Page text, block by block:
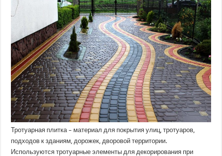
Тротуарная плитка – материал для покрытия улиц, тротуаров,
подходов к зданиям, дорожек, дворовой территории.
Используются тротуарные элементы для декорирования при